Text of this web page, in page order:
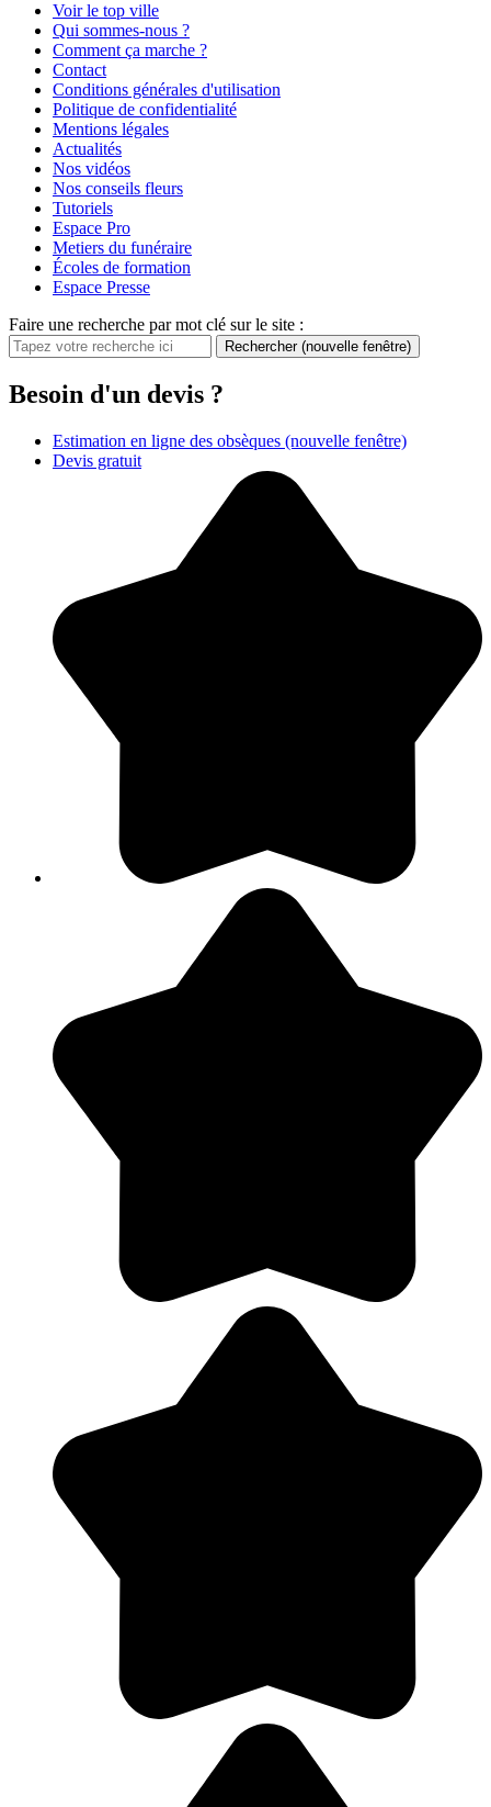
Voir le top ville
Qui sommes-nous ?
Comment ça marche ?
Contact
Conditions générales d'utilisation
Politique de confidentialité
Mentions légales
Actualités
Nos vidéos
Nos conseils fleurs
Tutoriels
Espace Pro
Metiers du funéraire
Écoles de formation
Espace Presse
Faire une recherche par mot clé sur le site :
Rechercher (nouvelle fenêtre)
Besoin d'un devis ?
Estimation en ligne des obsèques (nouvelle fenêtre)
Devis gratuit